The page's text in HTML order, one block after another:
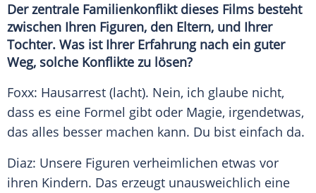
Der zentrale Familienkonflikt dieses Films besteht
zwischen Ihren Figuren, den Eltern, und Ihrer
Tochter. Was ist Ihrer Erfahrung nach ein guter
Weg, solche Konflikte zu lösen?
Foxx: Hausarrest (lacht). Nein, ich glaube nicht,
dass es eine Formel gibt oder Magie, irgendetwas,
das alles besser machen kann. Du bist einfach da.
Diaz: Unsere Figuren verheimlichen etwas vor
ihren Kindern. Das erzeugt unausweichlich eine